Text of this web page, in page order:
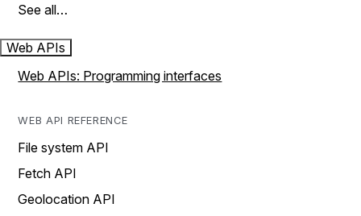
See all…
Web APIs
Web APIs: Programming interfaces
WEB API REFERENCE
File system API
Fetch API
Geolocation API